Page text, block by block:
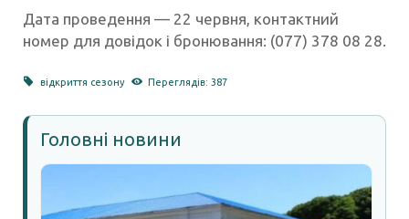
Дата проведення — 22 червня, контактний
номер для довідок і бронювання: (077) 378 08 28.
відкриття сезону Переглядів: 387
Головні новини